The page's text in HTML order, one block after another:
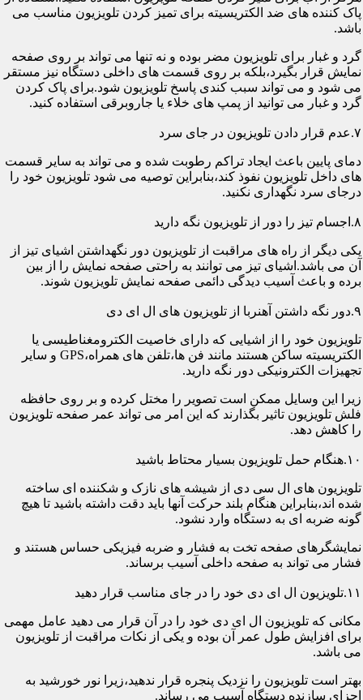
پاک کننده های ضد الکتریسیته برای تمیز کردن تلویزیون مناسب می
باشد.
گرد و غبار برای تلویزیون مضر بوده و نه تنها می تواند بر روی صفحه
نمایش قرار بگیرد،بلکه بر روی قسمت های داخلی دستگاه نیز مستقر
می شود و می تواند سبب کندی پاسخ تلویزیون شود.برای پاک کردن
گرد و غبار می توانید از پمپ های خلاء یا جاروبرقی استفاده کنید.
۷.عدم قرار دادن تلویزیون در جای سرد
دمای پایین باعث ایجاد تراکم رطوبت شده و می تواند به سایر قسمت
های داخل تلویزیون نفوذ کند،بنابراین توصیه می شود تلویزیون خود را
درجای سرد نگهداری نکنید.
۸.اجسام تیز را دور از تلویزیون نگه دارید
یکی دیگر از راه های مراقبت از تلویزیون دور نگهداشتن اشیای تیز از
آن می باشد.اشیای تیز می توانند به راحتی صفحه نمایش را از بین
برده و باعث آسیب دیدگی دائمی صفحه نمایش تلویزیون شوند.
۹.دور نگه داشتن آهنربا از تلویزیون های ال ای دی
تلویزیون خود را از اشیایی که دارای خاصیت الکترومغناطیسی یا
الکتریسیته ساکن هستند مانند فن ها،تلفن های همراه،GPS و سایر
تجهیزات الکترونیکی دور نگه دارید.
زیرا این وسایل ممکن است تصویر را مختل کرده و بر روی حافظه
فلش تلویزیون تاثیر بگذارند که این امر می تواند عمر صفحه تلویزیون
را کاهش دهد.
۱۰.هنگام حمل تلویزیون بسیار محتاط باشید
تلویزیون های ال سی دی از شیشه های نازک و شکننده ای ساخته
شده اند،بنابراین هنگام بلند حرکت آنها باید دقت داشته باشید تا هیچ
گونه ضربه ای به دستگاه وارد نشود.
نمایشگرهای صفحه تخت به فشار و ضربه فیزیکی حساس هستند و
فشار می تواند به صفحه داخلی آسیب برساند.
۱۱.تلویزیون ال ای دی خود را در جای مناسب قرار دهید
مکانی که تلویزیون ال ای دی خود را در آن قرار می دهید عامل مهمی
برای افزایش طول عمر آن بوده و یکی از نکات مراقبت از تلویزیون
می باشد.
بهتر است تلویزیون را نزدیک پنجره قرار ندهید،زیرا نور خورشید به
اجزای سازنده دستگاه آسیب می رساند.